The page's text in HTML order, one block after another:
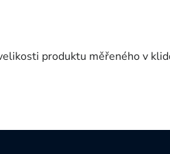
produktu měřeného v